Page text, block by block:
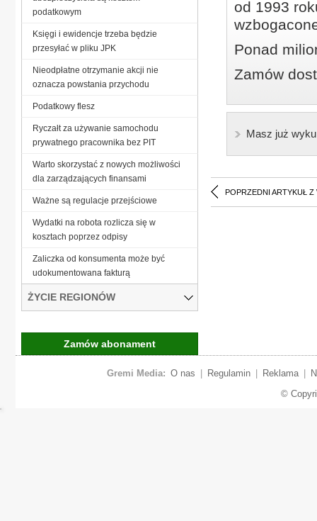
od 1993
Ponad
Zamów
Masz już
POPRZEDNI ARTYKUŁ Z
podatkowym
Księgi i ewidencje trzeba będzie
przesyłać w pliku JPK
Nieodpłatne otrzymanie akcji nie
oznacza powstania przychodu
Podatkowy flesz
Ryczałt za używanie samochodu
prywatnego pracownika bez PIT
Warto skorzystać z nowych możliwości
dla zarządzających finansami
Ważne są regulacje przejściowe
Wydatki na robota rozlicza się w
kosztach poprzez odpisy
Zaliczka od konsumenta może być
udokumentowana fakturą
ŻYCIE REGIONÓW
Zamów abonament
Gremi Media: O nas Regulamin Reklama
©